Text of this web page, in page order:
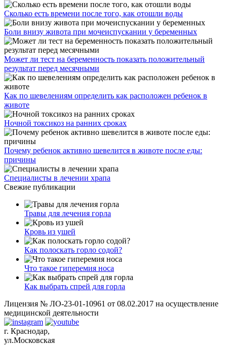
Сколько есть времени после того, как отошли воды
Боли внизу живота при мочеиспускании у беременных
Может ли тест на беременность показать положительный
результат перед месячными
Как по шевелениям определить как расположен ребенок в
животе
Ночной токсикоз на ранних сроках
Почему ребенок активно шевелится в животе после еды:
причины
Специалисты в лечении храпа
Свежие публикации
Травы для лечения горла
Кровь из ушей
Как полоскать горло содой?
Что такое гиперемия носа
Как выбрать спрей для горла
Лицензия № ЛО-23-01-10961 от 08.02.2017 на осуществление
медицинской деятельности
г. Краснодар,
ул.Московская